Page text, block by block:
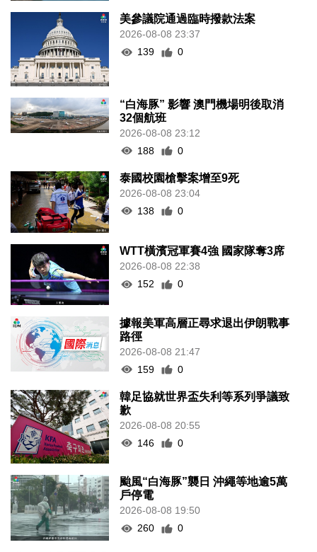
美參議院通過臨時撥款法案
2026-08-08 23:37
139
0
“白海豚” 影響 澳門機場明後取消
32個航班
2026-08-08 23:12
188
0
泰國校園槍擊案增至9死
2026-08-08 23:04
138
0
WTT橫濱冠軍賽4強 國家隊奪3席
2026-08-08 22:38
152
0
據報美軍高層正尋求退出伊朗戰事
路徑
2026-08-08 21:47
159
0
韓足協就世界盃失利等系列爭議致
歉
2026-08-08 20:55
146
0
颱風“白海豚”襲日 沖繩等地逾5萬
戶停電
2026-08-08 19:50
260
0